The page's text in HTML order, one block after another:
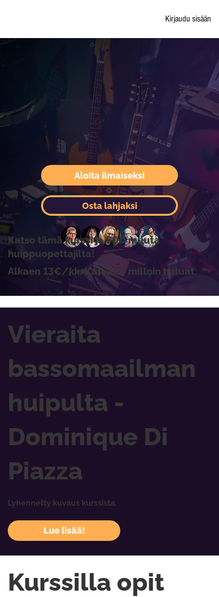
Kirjaudu sisään
Aloita ilmaiseksi
Katso tämä kurssi ja 600 muuta
huippuopettajilta!
Alkaen 13€/kk. Katkaise milloin haluat.
Osta lahjaksi
Vieraita
bassomaailman
huipulta -
Dominique Di
Piazza
Lyhennetty kuvaus kurssista.
Lue lisää!
Kurssilla opit